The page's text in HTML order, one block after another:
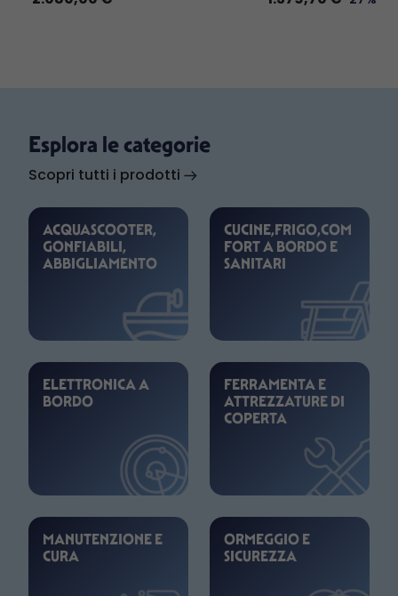
Esplora le categorie
Scopri tutti i prodotti
ACQUASCOOTER,
GONFIABILI,
ABBIGLIAMENTO
CUCINE,FRIGO,COM
FORT A BORDO E
SANITARI
ELETTRONICA A
BORDO
FERRAMENTA E
ATTREZZATURE DI
COPERTA
MANUTENZIONE E
CURA
ORMEGGIO E
SICUREZZA